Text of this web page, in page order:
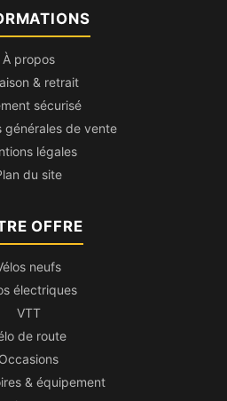
À propos
& retrait
sécurisé
générales de vente
légales
du site
OFFRE
neufs
électriques
VTT
de route
Occasions
& équipement